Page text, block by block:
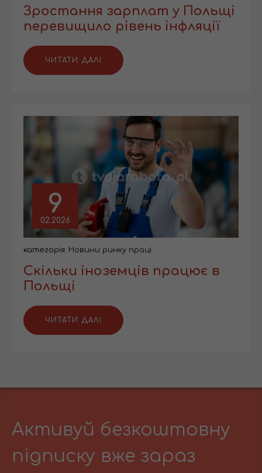
Зростання зарплат у Польщі
перевищило рівень інфляції
ЧИТАТИ ДАЛІ
9
02.2026
категорія: Новини ринку праці
Скільки іноземців працює в
Польщі
ЧИТАТИ ДАЛІ
Активуй безкоштовну
підписку вже зараз